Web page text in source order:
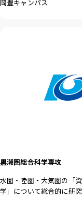
岡豊キャンパス
黒潮圏総合科学専攻
水圏・陸圏・大気圏の「
学」について総合的に研